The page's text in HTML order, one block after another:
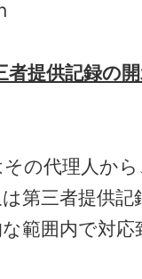
提供記録の
の代理人か
第三者提供記
範囲内で対応